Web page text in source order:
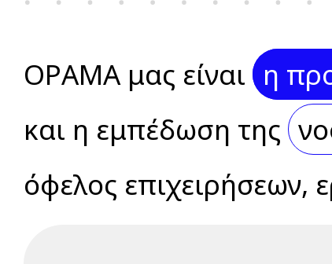
ΟΡΑΜΑ μας είναι η
και η εμπέδωση της
όφελος επιχειρήσεων,